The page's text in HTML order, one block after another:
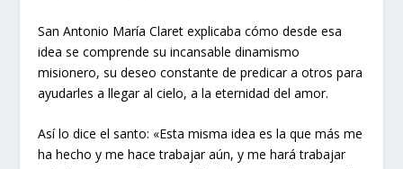
San Antonio María Claret explicaba cómo desde esa
idea se comprende su incansable dinamismo
misionero, su deseo constante de predicar a otros para
ayudarles a llegar al cielo, a la eternidad del amor.
Así lo dice el santo: «Esta misma idea es la que más me
ha hecho y me hace trabajar aún, y me hará trabajar